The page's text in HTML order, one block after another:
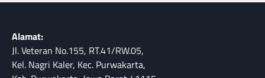
Alamat:
Jl. Veteran No.155, RT.41/RW.05,
Kel. Nagri Kaler, Kec. Purwakarta,